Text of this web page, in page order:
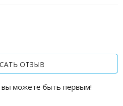
ОТЗЫВ
вы можете быть первым!